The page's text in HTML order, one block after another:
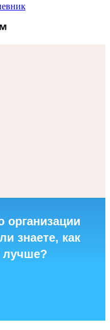
организации
знаете, как
лучше?